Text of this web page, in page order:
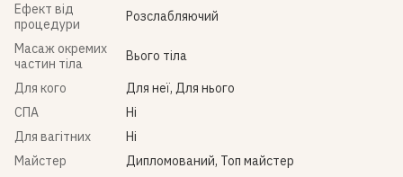
Ефект від
процедури
Розслабляючий
Масаж окремих
частин тіла
Вього тіла
Для кого
Для неї, Для нього
СПА
Ні
Для вагітних
Ні
Майстер
Дипломований, Топ майстер